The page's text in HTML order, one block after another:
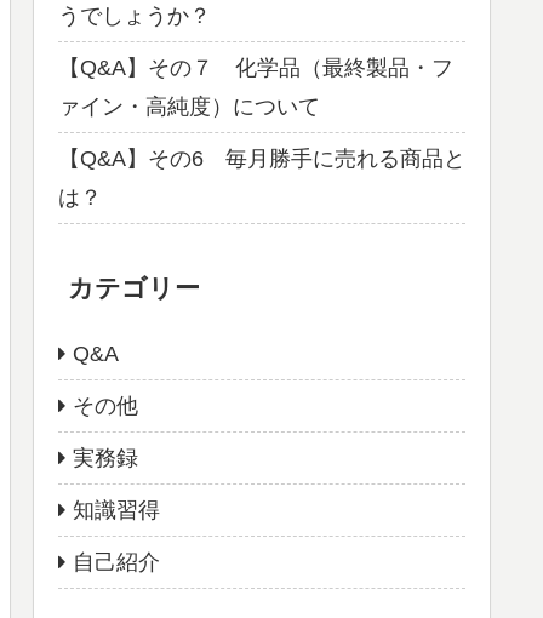
うでしょうか？
【Q&A】その７ 化学品（最終製品・フ
ァイン・高純度）について
【Q&A】その6 毎月勝手に売れる商品と
は？
カテゴリー
Q&A
その他
実務録
知識習得
自己紹介